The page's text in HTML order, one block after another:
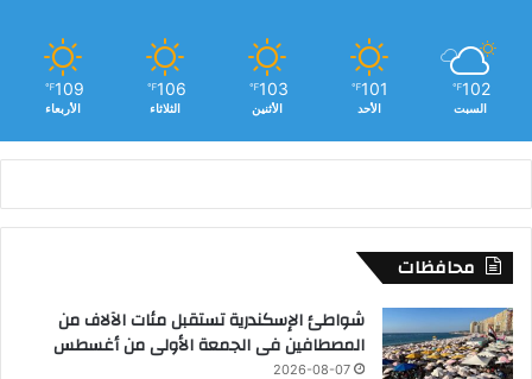
102
℉
السبت
101
℉
الأحد
103
℉
الأثنين
106
℉
الثلاثاء
109
℉
الأربعاء
محافظات
شواطئ الإسكندرية تستقبل مئات الآلاف من
المصطافين فى الجمعة الأولى من أغسطس
2026-08-07